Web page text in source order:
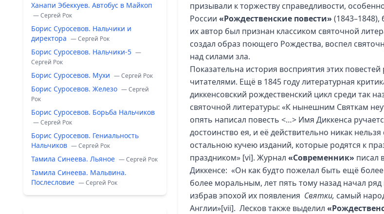
Ханапи Эбеккуев. Автобус в Майкоп
— Сергей Рок
Борис Суросевов. Нальчики и
директора — Сергей Рок
Борис Суросевов. Нальчики-5 —
Сергей Рок
Борис Суросевов. Мухи — Сергей Рок
Борис Суросевов. Железо — Сергей
Рок
Борис Суросевов. Борьба Нальчиков
— Сергей Рок
Борис Суросевов. Гениальность
Нальчиков — Сергей Рок
Тамила Синеева. Льяное — Сергей Рок
Тамила Синеева. Мальвина.
Послесловие — Сергей Рок
призывали к торжеству справедливости,
России «Рождественские повести»
их автор был признан классиком святочной
создал образ поющего Рождества, воспел
над силами зла.
Показательна история восприятия этих повестей
читателями. Ещё в 1845 году литературная
диккенсовский рождественский цикл среди так
святочной литературы: «К нынешним Святкам
опять написал повесть <…> Имя Диккенса
достоинство ея, и её действительно никак
остальною кучею изданий, которые родятся к
праздником» [vi]. Журнал «Современник» писал
Диккенсе: «Он как будто пожелал быть ещё
более моральным, лет пять тому назад начал ряд
избрав эпохой их появления Святки, самый
Англии»[vii]. Лесков также выделил